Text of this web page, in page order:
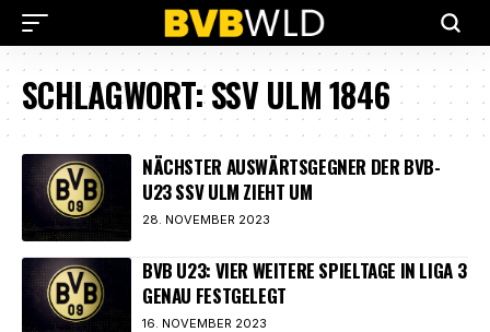
SCHLAGWORT:SSV ULM 1846
NÄCHSTER AUSWÄRTSGEGNER DER BVB-
U23 SSV ULM ZIEHT UM
28. NOVEMBER 2023
BVB U23: VIER WEITERE SPIELTAGE IN LIGA 3
GENAU FESTGELEGT
16. NOVEMBER 2023